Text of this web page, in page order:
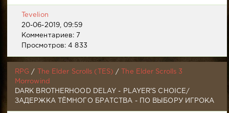
Tevelion
20-06-2019, 09:59
Комментариев: 7
Просмотров: 4 833
RPG / The Elder Scrolls (TES) /
The Elder Scrolls 3
Morrowind
DARK BROTHERHOOD DELAY - PLAYER'S CHOICE/
ЗАДЕРЖКА ТЁМНОГО БРАТСТВА - ПО ВЫБОРУ ИГРОКА